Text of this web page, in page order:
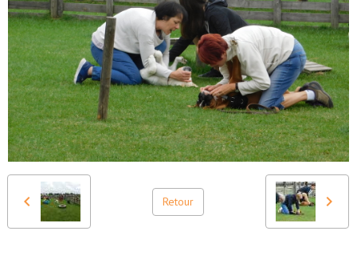
Retour